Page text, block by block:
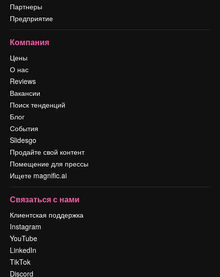
Партнеры
Предприятие
Компания
Цены
О нас
Reviews
Вакансии
Поиск тенденций
Блог
События
Slidesgo
Продайте свой контент
Помещение для прессы
Ищете magnific.ai
Связаться с нами
Клиентская поддержка
Instagram
YouTube
LinkedIn
TikTok
Discord